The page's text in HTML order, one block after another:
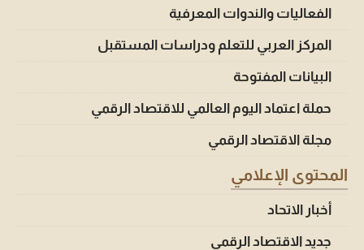
الفعاليات والندوات المعرفية
المركز العربي للتعلم ودراسات المستقبل
البيانات المفتوحة
حملة اعتماد اليوم العالمي للاقتصاد الرقمي
مجلة الاقتصاد الرقمي
المحتوى الإعلامي
أخبار الاتحاد
جديد الاقتصاد الرقمي